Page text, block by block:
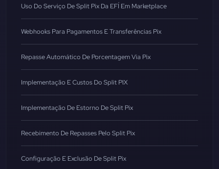
Uso Do Serviço De Split Pix Da EFÍ Em Marketplace
Webhooks Para Pagamentos E Transferências Pix
Repasse Automático De Porcentagem Via Pix
Implementação E Custos Do Split PIX
Implementação De Estorno De Split Pix
Recebimento De Repasses Pelo Split Pix
Configuração E Exclusão De Split Pix